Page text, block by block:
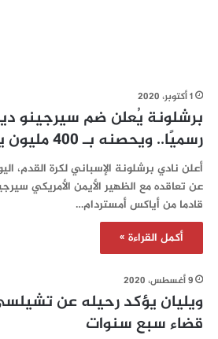
1 أكتوبر، 2020
برشلونة يُعلن ضم سيرجينو
رسميًا.. ويحصنه بـ 400 مليون يورو
أعلن نادي برشلونة الإسباني لكرة القدم،
عن تعاقده مع الظهير الأيمن الأمريكي
قادما من أياكس أمستردام…
أكمل القراءة »
9 أغسطس، 2020
ويليان يؤكد رحيله عن
قضاء سبع سنوات